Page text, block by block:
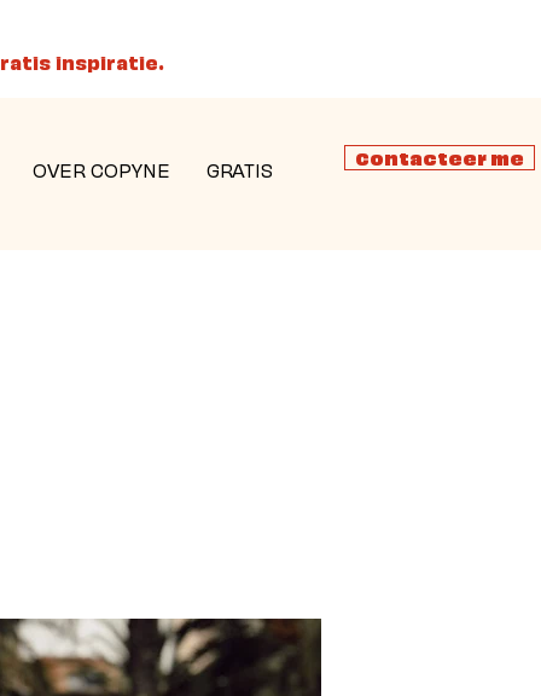
inspiratie.
OVER COPYNE GRATIS Contacteer me